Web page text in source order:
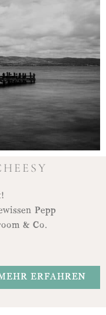
Pepp
& Co.
ERFAHREN